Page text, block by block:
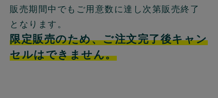
販売期間中でもご用意数に達し次第販売終了
となります。
限定販売のため、ご注文完了後キャン
セルはできません。